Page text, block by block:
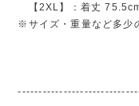
【2XL】：着丈
※サイズ・重量など多少